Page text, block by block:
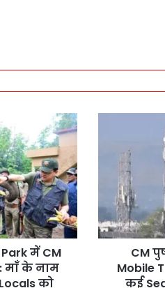
में CM
माँ के नाम
को
आ
दे
श
CM
Mobile
कई